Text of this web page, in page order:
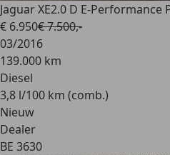
Jaguar XE2.0 D E-Performance
€ 6.950€ 7.500,-
03/2016
139.000 km
Diesel
3,8 l/100 km (comb.)
Nieuw
Dealer
BE 3630